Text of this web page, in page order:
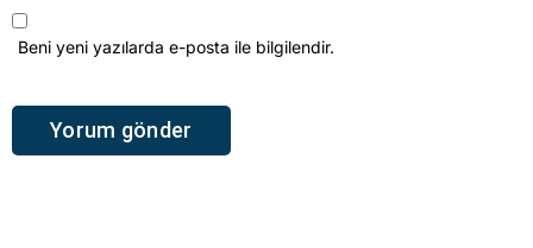
Beni yeni yazılarda e-posta ile bilgilendir.